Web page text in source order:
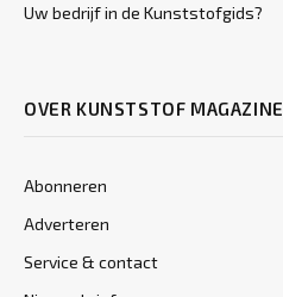
Uw bedrijf in de Kunststofgids?
OVER KUNSTSTOF MAGAZINE
Abonneren
Adverteren
Service & contact